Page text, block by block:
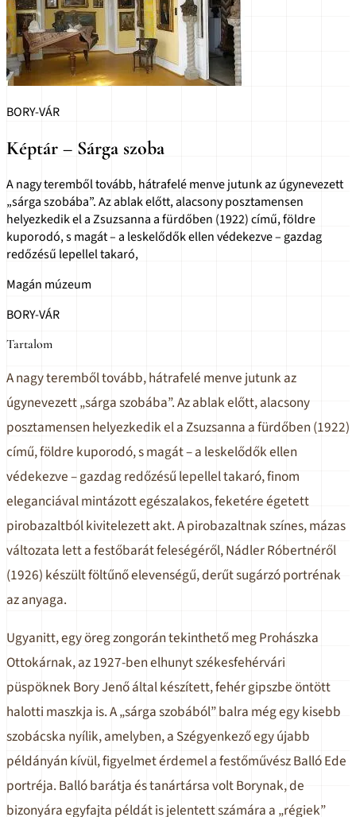
BORY-VÁR
Képtár – Sárga szoba
A nagy teremből tovább, hátrafelé menve jutunk az úgynevezett
„sárga szobába”. Az ablak előtt, alacsony posztamensen
helyezkedik el a Zsuzsanna a fürdőben (1922) című, földre
kuporodó, s magát – a leskelődők ellen védekezve – gazdag
redőzésű lepellel takaró,
Magán múzeum
BORY-VÁR
Tartalom
A nagy teremből tovább, hátrafelé menve jutunk az
úgynevezett „sárga szobába”. Az ablak előtt, alacsony
posztamensen helyezkedik el a Zsuzsanna a fürdőben (1922)
című, földre kuporodó, s magát – a leskelődők ellen
védekezve – gazdag redőzésű lepellel takaró, finom
eleganciával mintázott egészalakos, feketére égetett
pirobazaltból kivitelezett akt. A pirobazaltnak színes, mázas
változata lett a festőbarát feleségéről, Nádler Róbertnéről
(1926) készült föltűnő elevenségű, derűt sugárzó portrénak
az anyaga.
Ugyanitt, egy öreg zongorán tekinthető meg Prohászka
Ottokárnak, az 1927-ben elhunyt székesfehérvári
püspöknek Bory Jenő által készített, fehér gipszbe öntött
halotti maszkja is. A „sárga szobából” balra még egy kisebb
szobácska nyílik, amelyben, a Szégyenkező egy újabb
példányán kívül, figyelmet érdemel a festőművész Balló Ede
portréja. Balló barátja és tanártársa volt Borynak, de
bizonyára egyfajta példát is jelentett számára a „régiek”